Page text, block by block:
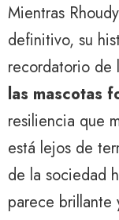
Mientras
definitivo, su
recordatorio de
las mascotas
resiliencia que
está lejos de
de la sociedad
parece brillante